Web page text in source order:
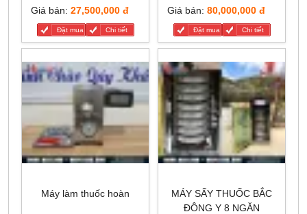
Giá bán: 27,500,000 đ
Đặt mua Chi tiết
Giá bán: 80,000,000 đ
Đặt mua Chi tiết
Máy làm thuốc hoàn
MÁY SẤY THUỐC BẮC
ĐÔNG Y 8 NGĂN